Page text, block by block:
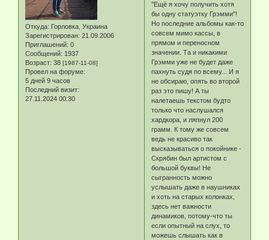
Откуда: Горловка, Украина
Зарегистрирован: 21.09.2006
Приглашений: 0
Сообщений: 1937
Возраст: 38 [1987-11-08]
Провел на форуме:
5 дней 9 часов
Последний визит:
27.11.2024 00:30
"Ещё я хочу получить хотя
бы одну статуэтку Грэмми"!
Но последние альбомы как-то
совсем мимо кассы, в
прямом и переносном
значении. Та и никакими
Грэмми уже не будет даже
пахнуть судя по всему... И я
не обсираю, опять во второй
раз это пишу! А ты
налетаешь текстом будто
только что наслушался
хардкора, и ляпнул 200
грамм. К тому же совсем
ведь не красиво так
высказываться о покойнике -
Скрябин был артистом с
большой буквы! Не
сыгранность можно
услышать даже в наушниках
и хоть на старых колонках,
здесь нет важности
динамиков, потому-что ты
если опытный на слух, то
можешь слышать как в